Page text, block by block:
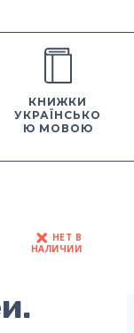
КНИЖКИ
УКРАЇНСЬКО
Ю МОВОЮ
НЕТ В
НАЛИЧИИ